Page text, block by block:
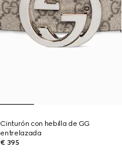
Cinturón con hebilla de GG
entrelazada
€ 395